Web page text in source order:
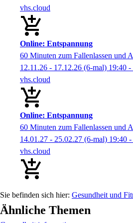
vhs.cloud
Online: Entspannung
60 Minuten zum Fallenlassen und
12.11.26 - 17.12.26 (6-mal) 19:40 -
vhs.cloud
Online: Entspannung
60 Minuten zum Fallenlassen und
14.01.27 - 25.02.27 (6-mal) 19:40 -
vhs.cloud
Gesundheit und
Ähnliche Themen